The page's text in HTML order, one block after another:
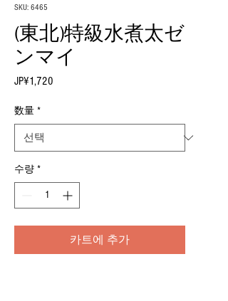
SKU: 6465
(東北)特級水煮太ゼ
ンマイ
JP¥1,720
数量 *
수량 *
카트에 추가